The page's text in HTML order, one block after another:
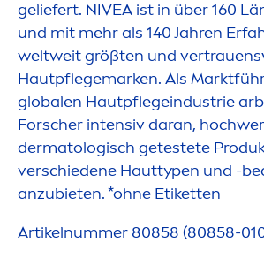
geliefert. NIVEA ist in über 160
und mit mehr als 140 Jahren
weltweit größten und
Hautpflegemarken. Als
globalen Hautpflegeindustrie
Forscher intensiv daran,
dermatologisch getestete
verschiedene Hauttypen und -
anzubieten. *ohne Etiketten
Artikelnummer 80858 (80858-